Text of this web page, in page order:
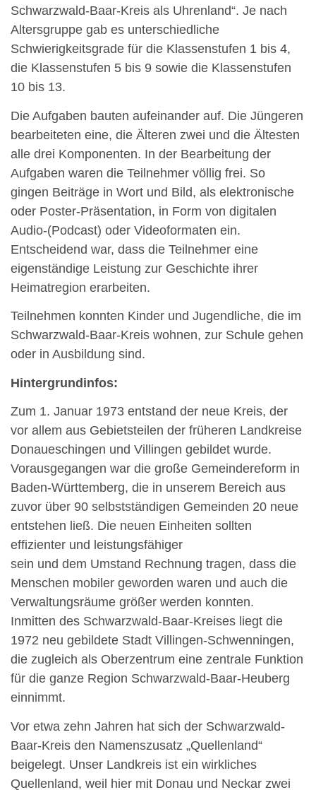
Schwarzwald-Baar-Kreis als Uhrenland“. Je nach
Altersgruppe gab es unterschiedliche
Schwierigkeitsgrade für die Klassenstufen 1 bis 4,
die Klassenstufen 5 bis 9 sowie die Klassenstufen
10 bis 13.
Die Aufgaben bauten aufeinander auf. Die Jüngeren
bearbeiteten eine, die Älteren zwei und die Ältesten
alle drei Komponenten. In der Bearbeitung der
Aufgaben waren die Teilnehmer völlig frei. So
gingen Beiträge in Wort und Bild, als elektronische
oder Poster-Präsentation, in Form von digitalen
Audio-(Podcast) oder Videoformaten ein.
Entscheidend war, dass die Teilnehmer eine
eigenständige Leistung zur Geschichte ihrer
Heimatregion erarbeiten.
Teilnehmen konnten Kinder und Jugendliche, die im
Schwarzwald-Baar-Kreis wohnen, zur Schule gehen
oder in Ausbildung sind.
Hintergrundinfos:
Zum 1. Januar 1973 entstand der neue Kreis, der
vor allem aus Gebietsteilen der früheren Landkreise
Donaueschingen und Villingen gebildet wurde.
Vorausgegangen war die große Gemeindereform in
Baden-Württemberg, die in unserem Bereich aus
zuvor über 90 selbstständigen Gemeinden 20 neue
entstehen ließ. Die neuen Einheiten sollten
effizienter und leistungsfähiger
sein und dem Umstand Rechnung tragen, dass die
Menschen mobiler geworden waren und auch die
Verwaltungsräume größer werden konnten.
Inmitten des Schwarzwald-Baar-Kreises liegt die
1972 neu gebildete Stadt Villingen-Schwenningen,
die zugleich als Oberzentrum eine zentrale Funktion
für die ganze Region Schwarzwald-Baar-Heuberg
einnimmt.
Vor etwa zehn Jahren hat sich der Schwarzwald-
Baar-Kreis den Namenszusatz „Quellenland“
beigelegt. Unser Landkreis ist ein wirkliches
Quellenland, weil hier mit Donau und Neckar zwei